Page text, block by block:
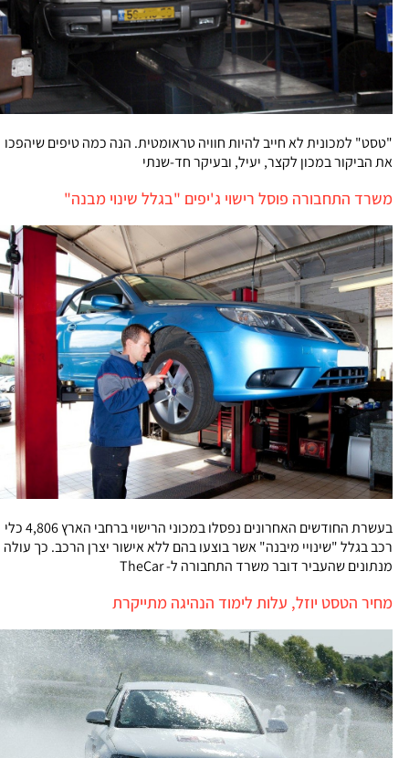
"טסט" למכונית לא חייב להיות חוויה טראומטית. הנה כמה טיפים שיהפכו
את הביקור במכון לקצר, יעיל, ובעיקר חד-שנתי
משרד התחבורה פוסל רישוי ג'יפים "בגלל שינוי מבנה"
בעשרת החודשים האחרונים נפסלו במכוני הרישוי ברחבי הארץ 4,806 כלי
רכב בגלל "שינויי מיבנה" אשר בוצעו בהם ללא אישור יצרן הרכב. כך עולה
מנתונים שהעביר דובר משרד התחבורה ל- TheCar
מחיר הטסט יוזל, עלות לימוד הנהיגה מתייקרת